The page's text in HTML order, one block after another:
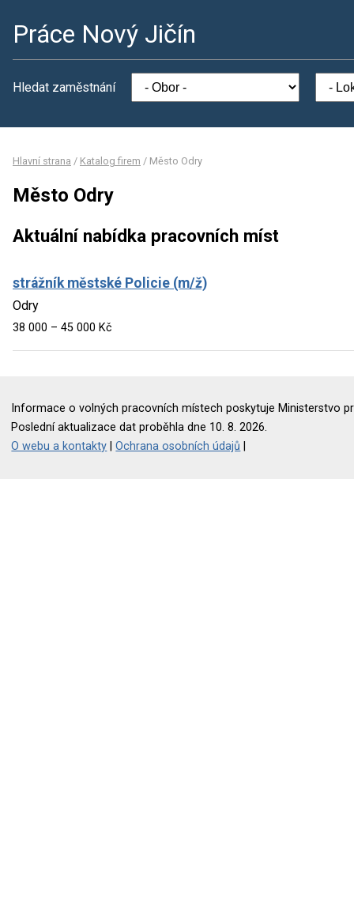
Práce Nový Jičín
Hledat zaměstnání
Hlavní strana / Katalog firem / Město Odry
Město Odry
Aktuální nabídka pracovních míst
strážník městské Policie (m/ž)
Odry
38 000 – 45 000 Kč
Informace o volných pracovních místech poskytuje Ministerstvo
Poslední aktualizace dat proběhla dne 10. 8. 2026.
O webu a kontakty |Ochrana osobních údajů